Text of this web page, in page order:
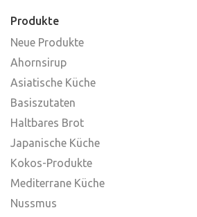
Produkte
Neue Produkte
Ahornsirup
Asiatische Küche
Basiszutaten
Haltbares Brot
Japanische Küche
Kokos-Produkte
Mediterrane Küche
Nussmus